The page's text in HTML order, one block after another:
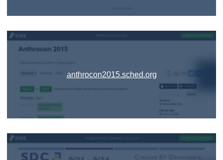
anthrocon2015.sched.org